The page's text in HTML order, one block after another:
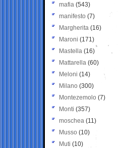
mafia (543)
manifesto (7)
Margherita (16)
Maroni (171)
Mastella (16)
Mattarella (60)
Meloni (14)
Milano (300)
Montezemolo (7)
Monti (357)
moschea (11)
Musso (10)
Muti (10)